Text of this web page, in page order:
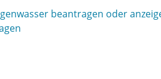
beantragen oder